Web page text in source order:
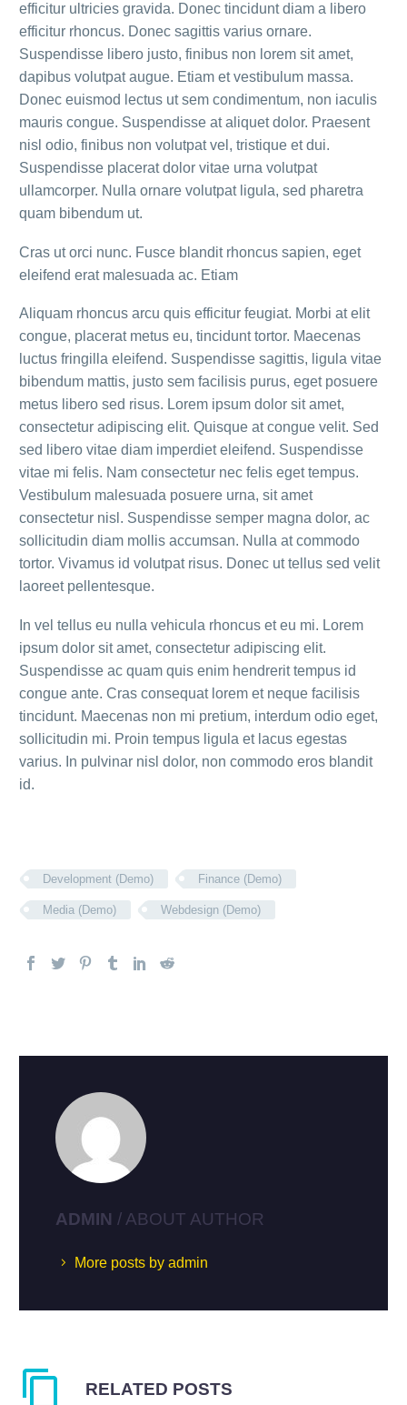
efficitur ultricies gravida. Donec tincidunt diam a libero
efficitur rhoncus. Donec sagittis varius ornare.
Suspendisse libero justo, finibus non lorem sit amet,
dapibus volutpat augue. Etiam et vestibulum massa.
Donec euismod lectus ut sem condimentum, non iaculis
mauris congue. Suspendisse at aliquet dolor. Praesent
nisl odio, finibus non volutpat vel, tristique et dui.
Suspendisse placerat dolor vitae urna volutpat
ullamcorper. Nulla ornare volutpat ligula, sed pharetra
quam bibendum ut.
Cras ut orci nunc. Fusce blandit rhoncus sapien, eget
eleifend erat malesuada ac. Etiam
Aliquam rhoncus arcu quis efficitur feugiat. Morbi at elit
congue, placerat metus eu, tincidunt tortor. Maecenas
luctus fringilla eleifend. Suspendisse sagittis, ligula vitae
bibendum mattis, justo sem facilisis purus, eget posuere
metus libero sed risus. Lorem ipsum dolor sit amet,
consectetur adipiscing elit. Quisque at congue velit. Sed
sed libero vitae diam imperdiet eleifend. Suspendisse
vitae mi felis. Nam consectetur nec felis eget tempus.
Vestibulum malesuada posuere urna, sit amet
consectetur nisl. Suspendisse semper magna dolor, ac
sollicitudin diam mollis accumsan. Nulla at commodo
tortor. Vivamus id volutpat risus. Donec ut tellus sed velit
laoreet pellentesque.
In vel tellus eu nulla vehicula rhoncus et eu mi. Lorem
ipsum dolor sit amet, consectetur adipiscing elit.
Suspendisse ac quam quis enim hendrerit tempus id
congue ante. Cras consequat lorem et neque facilisis
tincidunt. Maecenas non mi pretium, interdum odio eget,
sollicitudin mi. Proin tempus ligula et lacus egestas
varius. In pulvinar nisl dolor, non commodo eros blandit
id.
Development (Demo) Finance (Demo)
Media (Demo) Webdesign (Demo)
ADMIN / ABOUT AUTHOR
More posts by admin
RELATED POSTS